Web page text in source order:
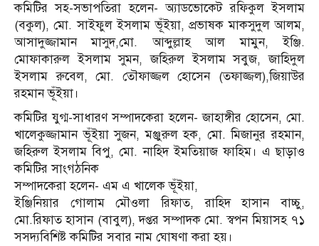
কমিটির সহ-সভাপতিরা হলেন- অ্যাডভোকেট রফিকুল ইসলাম
(বকুল), মো. সাইফুল ইসলাম ভূঁইয়া, প্রভাষক মাকসুদুল আলম,
আসাদুজ্জামান মাসুদ,মো. আব্দুল্লাহ আল মামুন, ইঞ্জি.
মোফাকারুল ইসলাম সুমন, জহিরুল ইসলাম সবুজ, জাহিদুল
ইসলাম রুবেল, মো. তৌফাজ্জল হোসেন (তফাজ্জল),জিয়াউর
রহমান ভূঁইয়া।
কমিটির যুগ্ম-সাধারণ সম্পাদকেরা হলেন- জাহাঙ্গীর হোসেন, মো.
খালেকুজ্জামান ভূঁইয়া সুজন, মঞ্জুরুল হক, মো. মিজানুর রহমান,
জহিরুল ইসলাম বিপু, মো. নাহিদ ইমতিয়াজ ফাহিম। এ ছাড়াও
কমিটির সাংগঠনিক
সম্পাদকেরা হলেন- এম এ খালেক ভূঁইয়া,
ইঞ্জিনিয়ার গোলাম মৌওলা রিফাত, রাহিদ হাসান বাচ্চু,
মো.রিফাত হাসান (বাবুল), দপ্তর সম্পাদক মো. স্বপন মিয়াসহ ৭১
সসদ্যবিশিষ্ট কমিটির সবার নাম ঘোষণা করা হয়।